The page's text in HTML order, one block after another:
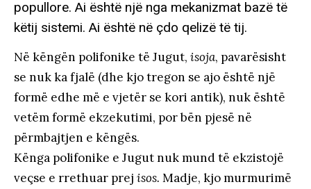
popullore. Ai është një nga mekanizmat bazë të
këtij sistemi. Ai është në çdo qelizë të tij.
Në këngën polifonike të Jugut, isoja, pavarësisht
se nuk ka fjalë (dhe kjo tregon se ajo është një
formë edhe më e vjetër se kori antik), nuk është
vetëm formë ekzekutimi, por bën pjesë në
përmbajtjen e këngës.
Kënga polifonike e Jugut nuk mund të ekzistojë
veçse e rrethuar prej isos. Madje, kjo murmurimë